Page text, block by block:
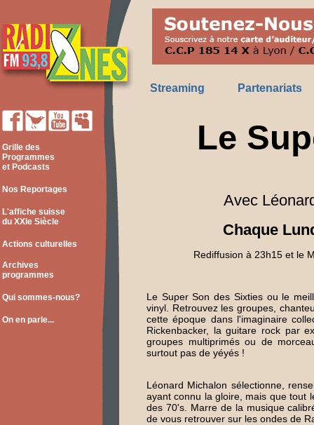
Streaming Partenariats
Grille des
Programmes
et Podcasts
Nos Reportages
L'affiche suisse
du XXIe Siècle
Actions culturelles
Archives
programmes
Qui sommes-nous?
On en parle...
Le
Avec
Chaque
Rediffusion à 23h15 et le
Le Super Son des Sixties ou le
vinyl. Retrouvez les groupes,
cette époque dans l'imaginaire
Rickenbacker, la guitare rock par
groupes multiprimés ou de
surtout pas de yéyés !
Léonard Michalon sélectionne,
ayant connu la gloire, mais que tout
des 70's. Marre de la musique
de vous retrouver sur les ondes de